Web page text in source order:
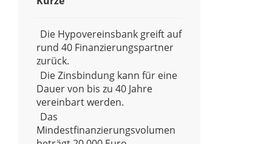
Die Hypovereinsbank greift auf
rund 40 Finanzierungspartner
zurück.
Die Zinsbindung kann für eine
Dauer von bis zu 40 Jahre
vereinbart werden.
Das
Mindestfinanzierungsvolumen